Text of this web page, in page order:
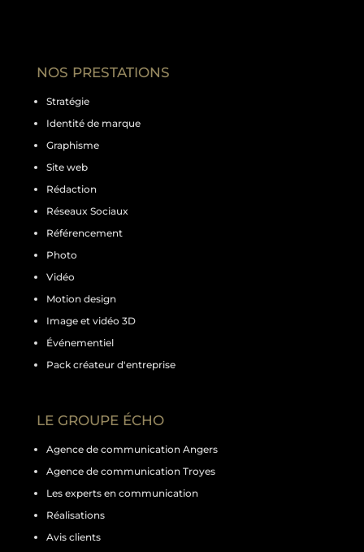
NOS PRESTATIONS
Stratégie
Identité de marque
Graphisme
Site web
Rédaction
Réseaux Sociaux
Référencement
Photo
Vidéo
Motion design
Image et vidéo 3D
Événementiel
Pack créateur d'entreprise
LE GROUPE ÉCHO
Agence de communication Angers
Agence de communication Troyes
Les experts en communication
Réalisations
Avis clients